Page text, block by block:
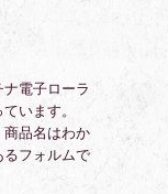
電子ローラ
います。
商品名はわか
るフォルムで